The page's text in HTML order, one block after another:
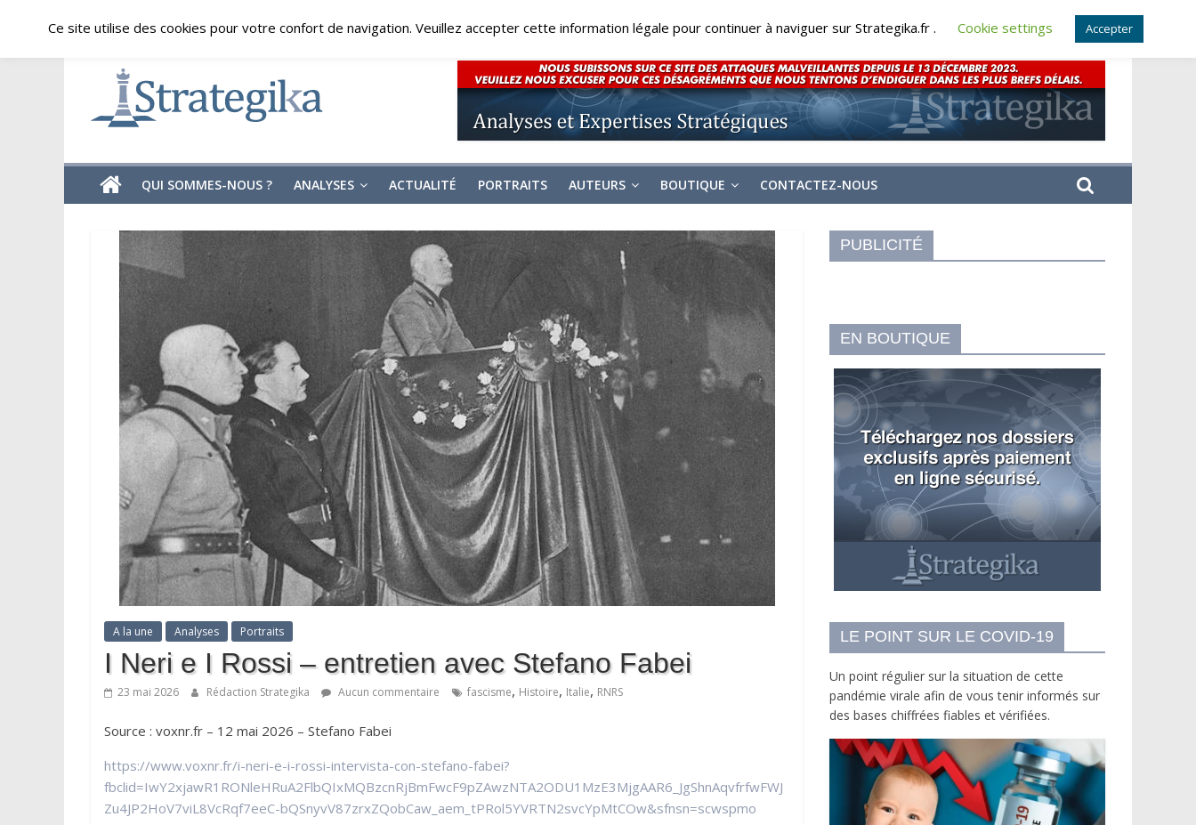
content
samedi, août 8, 2026
Strategika
Expertise
Analyses
géostratégiques
QUI SOMMES-NOUS ? ANALYSES ACTUALITÉ PORTRAITS AUTEURS BOUTIQUE CONTACTEZ-NOUS
A la une Analyses Portraits
I Neri e I Rossi – entretien avec Stefano Fabei
23 mai 2026 Rédaction Strategika Aucun commentaire fascisme, Histoire, Italie, RNRS
Source : voxnr.fr – 12 mai 2026 – Stefano Fabei
https://www.voxnr.fr/i-neri-e-i-rossi-intervista-con-stefano-fabei?
fbclid=IwY2xjawR1RONleHRuA2FlbQIxMQBzcnRjBmFwcF9pZAwzNTA2ODU1MzE3MjgAAR6_JgShnAqvfrfwFWJ
Zu4JP2HoV7viL8VcRqf7eeC-bQSnyvV87zrxZQobCaw_aem_tPRol5YVRTN2svcYpMtCOw&sfnsn=scwspmo
PUBLICITÉ
EN BOUTIQUE
LE POINT SUR LE COVID-19
Un point régulier sur la situation de cette
pandémie virale afin de vous tenir informés sur
des bases chiffrées fiables et vérifiées.
Ce site utilise des cookies pour votre confort de navigation. Veuillez accepter cette information légale pour continuer à naviguer sur Strategika.fr . Cookie settings Accepter